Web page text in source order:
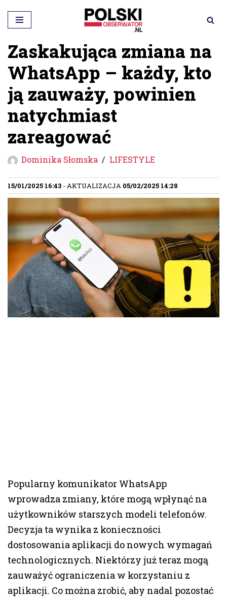
Przejdź
do
treści
Zaskakująca zmiana na
WhatsApp – każdy, kto
ją zauważy, powinien
natychmiast
zareagować
Dominika Słomska LIFESTYLE
15/01/2025 16:43 - AKTUALIZACJA 05/02/2025 14:28
Popularny komunikator WhatsApp
wprowadza zmiany, które mogą wpłynąć na
użytkowników starszych modeli telefonów.
Decyzja ta wynika z konieczności
dostosowania aplikacji do nowych wymagań
technologicznych. Niektórzy już teraz mogą
zauważyć ograniczenia w korzystaniu z
aplikacji. Co można zrobić, aby nadal pozostać